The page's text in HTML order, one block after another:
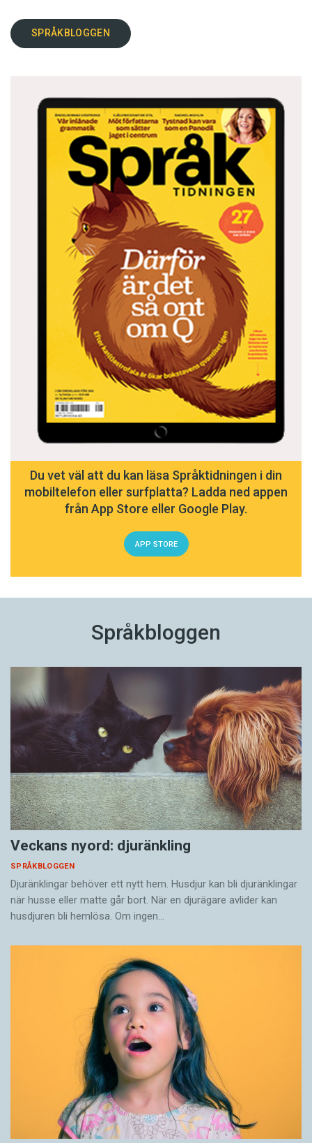
SPRÅKBLOGGEN
Du vet väl att du kan läsa Språktidningen i din
mobiltelefon eller surfplatta? Ladda ned appen
från App Store eller Google Play.
APP STORE
Språkbloggen
Veckans nyord: djuränkling
SPRÅKBLOGGEN
Djuränklingar behöver ett nytt hem. Husdjur kan bli djuränklingar
när husse eller matte går bort. När en djurägare avlider kan
husdjuren bli hemlösa. Om ingen…